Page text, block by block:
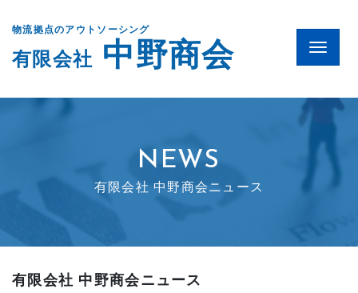
物流拠点のアウトソーシング
有限会社 中野商会 Menu
NEWS
有限会社 中野商会ニュース
有限会社 中野商会ニュース